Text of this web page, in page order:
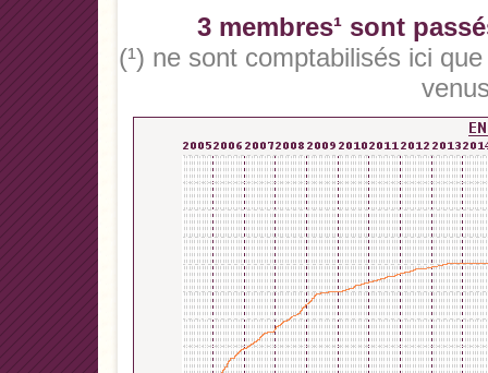
3 membres¹ sont
(¹) ne sont comptabilisés ici